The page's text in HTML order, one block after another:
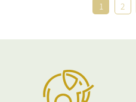
1 2